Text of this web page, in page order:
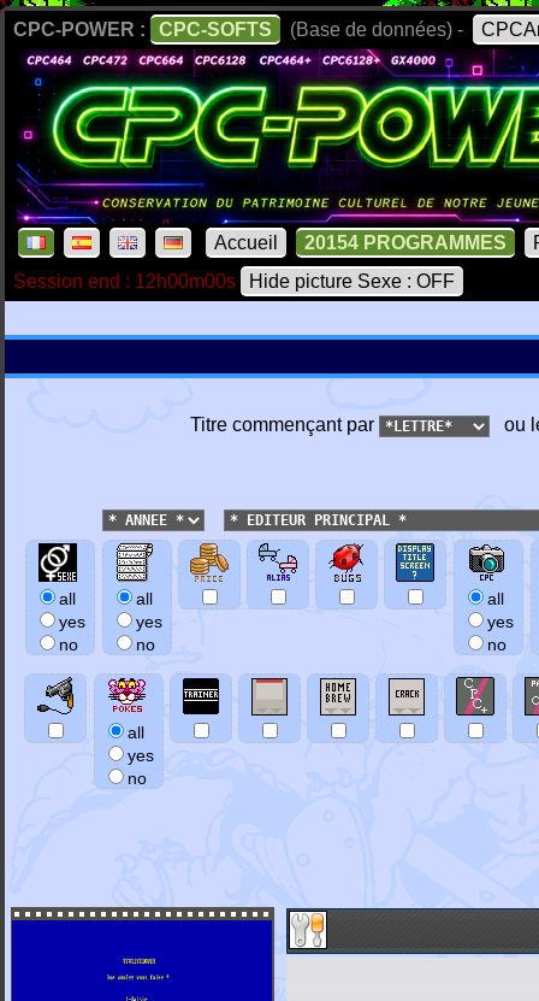
CPC-POWER : CPC-SOFTS (Base de données) -
Accueil 20154 PROGRAMMES
Session end : 12h00m00s
Hide picture Sexe : OFF
Titre commençant par ou
all
yes
no
all
yes
no
all
yes
no
all
yes
no